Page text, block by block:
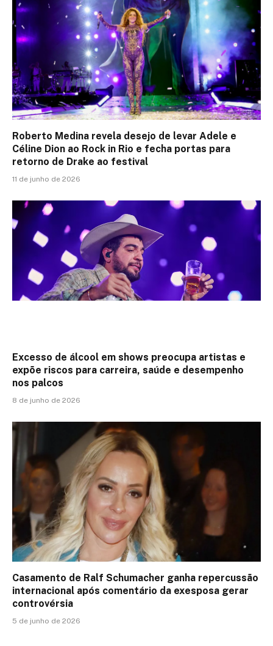
Roberto Medina revela desejo de levar Adele e
Céline Dion ao Rock in Rio e fecha portas para
retorno de Drake ao festival
11 de junho de 2026
Excesso de álcool em shows preocupa artistas e
expõe riscos para carreira, saúde e desempenho
nos palcos
8 de junho de 2026
Casamento de Ralf Schumacher ganha repercussão
internacional após comentário da exesposa gerar
controvérsia
5 de junho de 2026